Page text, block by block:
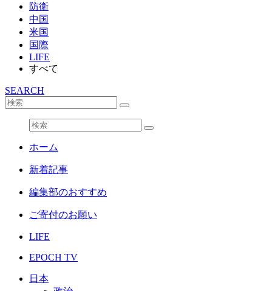
防衛
中国
米国
国際
LIFE
すべて
SEARCH
ホーム
新着記事
編集部のおすすめ
ご寄付のお願い
LIFE
EPOCH TV
日本